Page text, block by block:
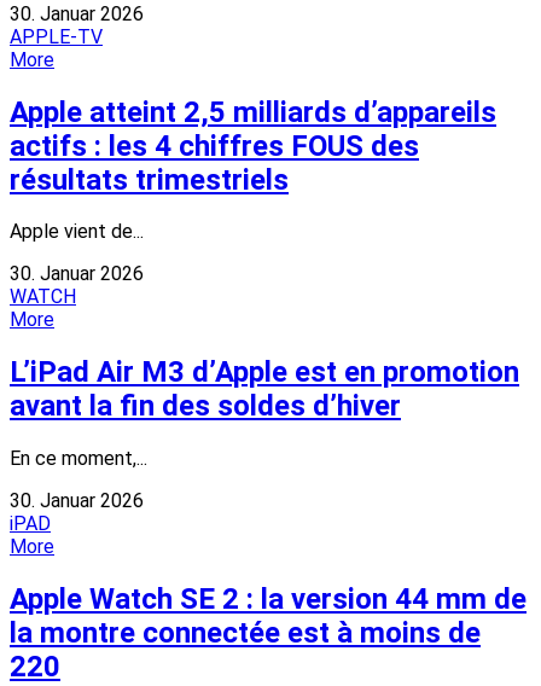
30. Januar 2026
APPLE-TV
More
Apple atteint 2,5 milliards d’appareils
actifs : les 4 chiffres FOUS des
résultats trimestriels
Apple vient de...
30. Januar 2026
WATCH
More
L’iPad Air M3 d’Apple est en promotion
avant la fin des soldes d’hiver
En ce moment,...
30. Januar 2026
iPAD
More
Apple Watch SE 2 : la version 44 mm de
la montre connectée est à moins de
220